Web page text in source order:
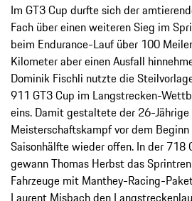
Im GT3 Cup durfte sich der
Fach über einen weiteren Sieg im
beim Endurance-Lauf über 100
Kilometer aber einen Ausfall
Dominik Fischli nutzte die
911 GT3 Cup im Langstrecken-
eins. Damit gestaltete der 26-Jährige
Meisterschaftskampf vor dem
Saisonhälfte wieder offen. In der 718
gewann Thomas Herbst das
Fahrzeuge mit Manthey-Racing-
Laurent Misbach den